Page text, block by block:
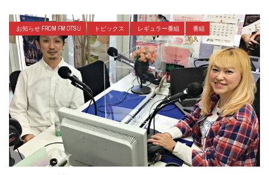
お知らせ FROM FM OTSU トピックス レギュラー番組 番組